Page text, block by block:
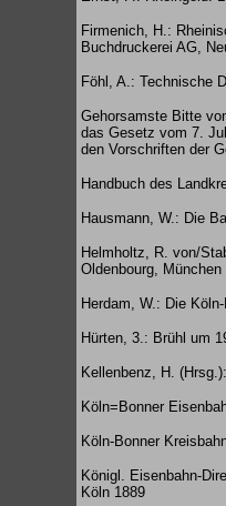
Firmenich, H.:
Buchdruckerei AG,
Föhl, A.: Technische
Gehorsamste Bitte
das Gesetz vom 7.
den Vorschriften der
Handbuch des
Hausmann, W.: Die
Helmholtz, R. von/
Oldenbourg,
Herdam, W.: Die
Hürten, 3.: Brühl um
Kellenbenz, H.
Köln=Bonner
Köln-Bonner
Königl. Eisenbahn-
Köln 1889